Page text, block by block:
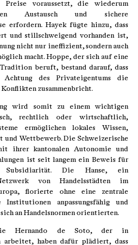
Preise voraussetzt, die wiederum
Austausch und sichere
erfordern. Hayek fügte hinzu, dass
und stillschweigend vorhanden ist,
nicht nur ineffizient, sondern auch
macht. Hoppe, der sich auf eine
beruft, bestand darauf, dass
des Privateigentums die
zusammenbricht.
wird somit zu einem wichtigen
rechtlich oder wirtschaftlich,
ermöglichen lokales Wissen,
und Wettbewerb. Die Schweizerische
ihrer kantonalen Autonomie und
ist seit langem ein Beweis für
Die Hanse, ein
von Handelsstädten im
florierte ohne eine zentrale
anpassungsfähig und
an Handelsnormen orientierten.
Hernando de Soto, der in
arbeitet, haben dafür plädiert, dass